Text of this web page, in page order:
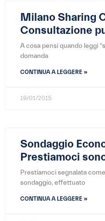
Milano Sharing
Consultazione
A cosa pensi quando leggi
domanda
CONTINUA A LEGGERE »
19/01/2015
Sondaggio
Prestiamoci
Prestiamoci segnalata
sondaggio, effettuato
CONTINUA A LEGGERE »